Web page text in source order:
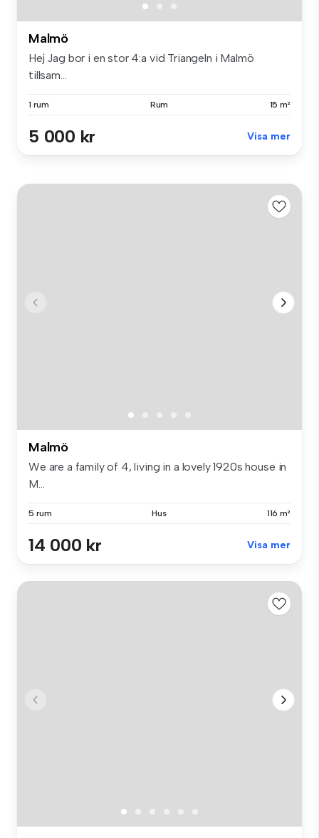
Malmö
Hej Jag bor i en stor 4:a vid Triangeln i Malmö
tillsam...
1 rum Rum 15 m²
5 000 kr Visa mer
Malmö
We are a family of 4, living in a lovely 1920s house in
M...
5 rum Hus 116 m²
14 000 kr Visa mer